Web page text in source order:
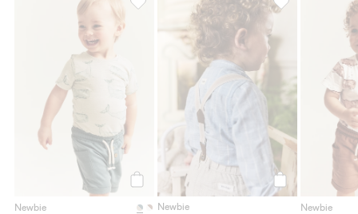
Newbie
Lyhythihainen valaskuvioinen body,
Osta
Newbie
Raidallinen
Newbie